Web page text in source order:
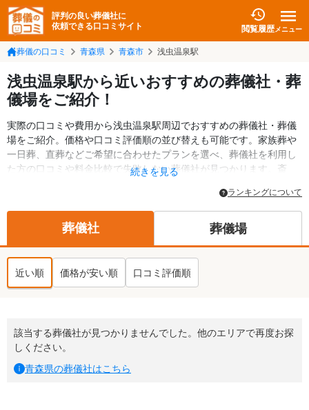
評判の良い葬儀社に
依頼できる口コミサイト
閲覧履歴メニュー
葬儀の口コミ 青森県 青森市 浅虫温泉駅
浅虫温泉駅から近いおすすめの葬儀社・葬
儀場をご紹介！
実際の口コミや費用から浅虫温泉駅周辺でおすすめの葬儀社・葬儀
場をご紹介。価格や口コミ評価順の並び替えも可能です。家族葬や
一日葬、直葬などご希望に合わせたプランを選べ、葬儀社を利用し
た方の口コミや料金比較で失敗しない葬儀社が見つかります。斎
の情報も掲載しています。24時間の相談受付で深夜・早朝でも対応
可能です。
続きを見る
ランキングについて
葬儀社 葬儀場
近い順 価格が安い順 口コミ評価順
該当する葬儀社が見つかりませんでした。他のエリアで再度お探
しください。
青森県の葬儀社はこちら